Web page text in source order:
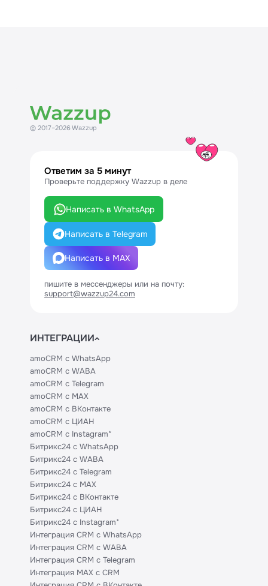
© 2017–2026 Wazzup
Ответим за 5 минут
Проверьте поддержку Wazzup в деле
Написать в WhatsApp
Написать в Telegram
Написать в MAX
пишите в мессенджеры или на почту:
support@wazzup24.com
ИНТЕГРАЦИИ
amoCRM с WhatsApp
amoCRM с WABA
amoCRM с Telegram
amoCRM с MAX
amoCRM с ВКонтакте
amoCRM с ЦИАН
amoCRM с Instagram*
Битрикс24 с WhatsApp
Битрикс24 с WABA
Битрикс24 с Telegram
Битрикс24 с MAX
Битрикс24 с ВКонтакте
Битрикс24 с ЦИАН
Битрикс24 с Instagram*
Интеграция CRM с WhatsApp
Интеграция CRM с WABA
Интеграция CRM с Telegram
Интеграция MAX с CRM